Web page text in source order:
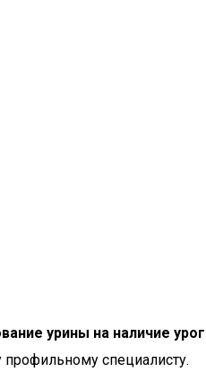
урины на наличие
специалисту.